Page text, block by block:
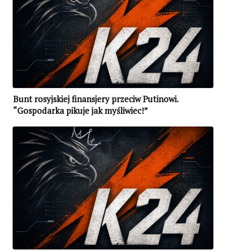
Bunt rosyjskiej finansjery przeciw Putinowi.
“Gospodarka pikuje jak myśliwiec!”